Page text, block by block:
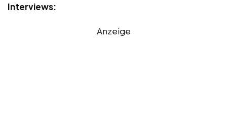
Interviews:
Anzeige